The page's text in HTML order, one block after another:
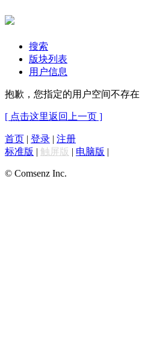
搜索
版块列表
用户信息
抱歉，您指定的用户空间不存在
[ 点击这里返回上一页 ]
首页 | 登录 | 注册
标准版 | 触屏版 | 电脑版 |
© Comsenz Inc.